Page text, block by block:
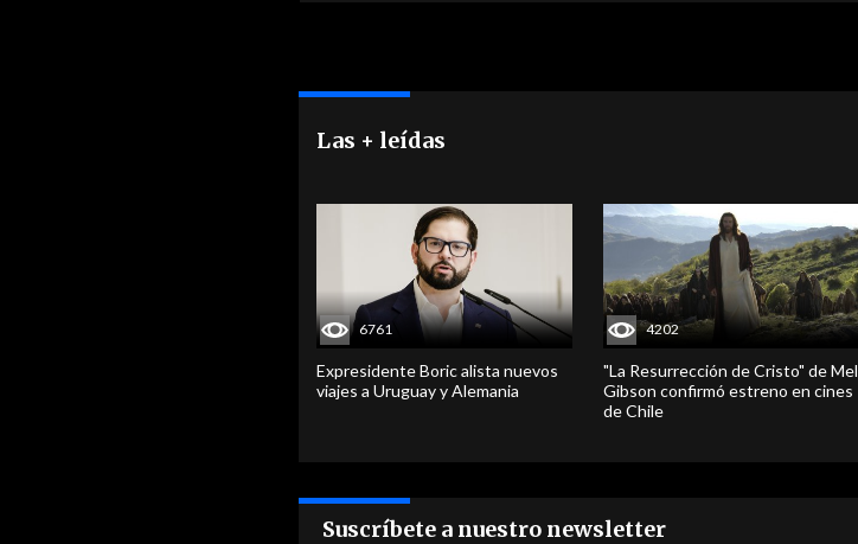
Las + leídas
6761
Expresidente Boric alista nuevos
viajes a Uruguay y Alemania
4202
"La Resurrección de Cristo" de Mel
Gibson confirmó estreno en cines
de Chile
Suscríbete a nuestro newsletter